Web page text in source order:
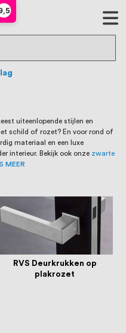
met
RVS producten
waaronder
In onze
assortiment
met meer dan
RVS artikelen
waar we
geheel volgens
Al sinds onze
service bij
dat een
klanten het
uiteenlopende stijlen en
schild of rozet? En voor rond of
materiaal en een luxe
interieur. Bekijk ook onze zwarte
MEER
RVS Deurkrukken op
plakrozet